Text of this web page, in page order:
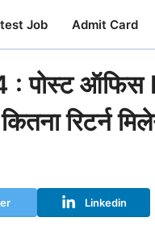
Job Admit Card
पोस्ट ऑफिस
रिटर्न
Linkedin